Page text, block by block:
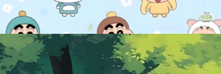
Đang mở https://manhua.edu.vn/hinh-anh-cu-shin-cute